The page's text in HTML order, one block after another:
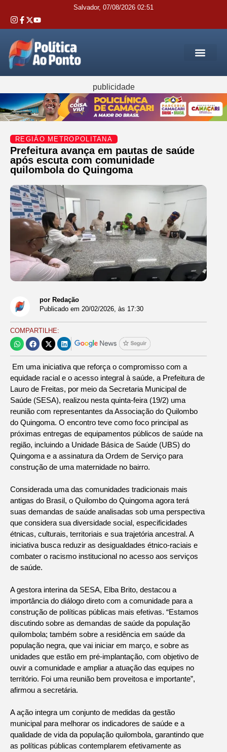
Salvador, 07/08/2026 02:51
publicidade
REGIÃO METROPOLITANA
Prefeitura avança em pautas de saúde
após escuta com comunidade
quilombola do Quingoma
por Redação
Publicado em 20/02/2026, às 17:30
COMPARTILHE:
Em uma iniciativa que reforça o compromisso com a
equidade racial e o acesso integral à saúde, a Prefeitura de
Lauro de Freitas, por meio da Secretaria Municipal de
Saúde (SESA), realizou nesta quinta-feira (19/2) uma
reunião com representantes da Associação do Quilombo
do Quingoma. O encontro teve como foco principal as
próximas entregas de equipamentos públicos de saúde na
região, incluindo a Unidade Básica de Saúde (UBS) do
Quingoma e a assinatura da Ordem de Serviço para
construção de uma maternidade no bairro.
Considerada uma das comunidades tradicionais mais
antigas do Brasil, o Quilombo do Quingoma agora terá
suas demandas de saúde analisadas sob uma perspectiva
que considera sua diversidade social, especificidades
étnicas, culturais, territoriais e sua trajetória ancestral. A
iniciativa busca reduzir as desigualdades étnico-raciais e
combater o racismo institucional no acesso aos serviços
de saúde.
A gestora interina da SESA, Elba Brito, destacou a
importância do diálogo direto com a comunidade para a
construção de políticas públicas mais efetivas. “Estamos
discutindo sobre as demandas de saúde da população
quilombola; também sobre a residência em saúde da
população negra, que vai iniciar em março, e sobre as
unidades que estão em pré-implantação, com objetivo de
ouvir a comunidade e ampliar a atuação das equipes no
território. Foi uma reunião bem proveitosa e importante”,
afirmou a secretária.
A ação integra um conjunto de medidas da gestão
municipal para melhorar os indicadores de saúde e a
qualidade de vida da população quilombola, garantindo que
as políticas públicas contemplarem efetivamente as